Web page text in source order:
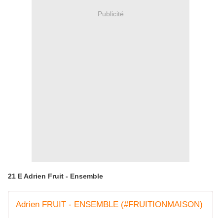
Publicité
21 E Adrien Fruit - Ensemble
Adrien FRUIT - ENSEMBLE (#FRUITIONMAISON)